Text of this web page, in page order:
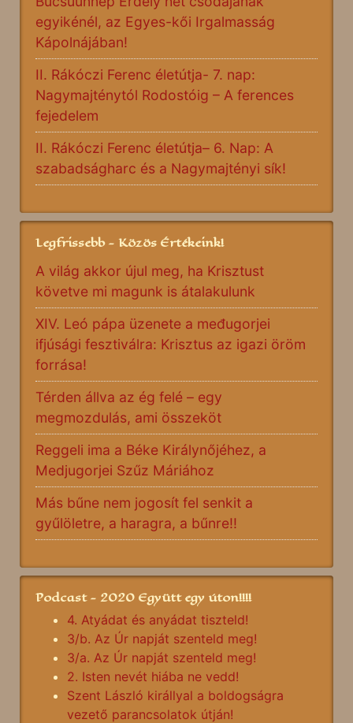
egyikénél, az Egyes-kői Irgalmasság
Kápolnájában!
II. Rákóczi Ferenc életútja- 7. nap:
Nagymajténytól Rodostóig – A ferences
fejedelem
II. Rákóczi Ferenc életútja– 6. Nap: A
szabadságharc és a Nagymajtényi sík!
Legfrissebb - Közös Értékeink!
A világ akkor újul meg, ha Krisztust
követve mi magunk is átalakulunk
XIV. Leó pápa üzenete a međugorjei
ifjúsági fesztiválra: Krisztus az igazi öröm
forrása!
Térden állva az ég felé – egy
megmozdulás, ami összeköt
Reggeli ima a Béke Királynőjéhez, a
Medjugorjei Szűz Máriához
Más bűne nem jogosít fel senkit a
gyűlöletre, a haragra, a bűnre!!
Podcast - 2020 Együtt egy úton!!!!
4. Atyádat és anyádat tiszteld!
3/b. Az Úr napját szenteld meg!
3/a. Az Úr napját szenteld meg!
2. Isten nevét hiába ne vedd!
Szent László királlyal a boldogságra
vezető parancsolatok útján!